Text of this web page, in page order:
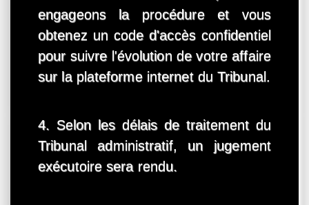
engageons la procédure et vous
obtenez un code d'accès confidentiel
pour suivre l'évolution de votre affaire
sur la plateforme internet du Tribunal.
4. Selon les délais de traitement du
Tribunal administratif, un jugement
exécutoire sera rendu.